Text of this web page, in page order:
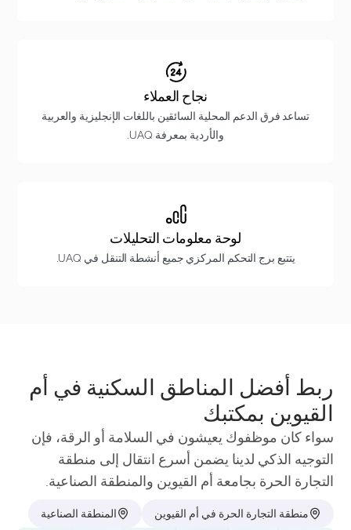
نجاح العملاء
تساعد فرق الدعم المحلية السائقين باللغات الإنجليزية والعربية
والأردية بمعرفة UAQ.
لوحة معلومات التحليلات
يتتبع برج التحكم المركزي جميع أنشطة التنقل في UAQ.
ربط أفضل المناطق السكنية في أم
القيوين بمكتبك
سواء كان موظفوك يعيشون في السلامة أو الرقة، فإن
التوجيه الذكي لدينا يضمن أسرع انتقال إلى منطقة
التجارة الحرة بجامعة أم القيوين والمنطقة الصناعية.
منطقة التجارة الحرة في أم القيوين المنطقة الصناعية